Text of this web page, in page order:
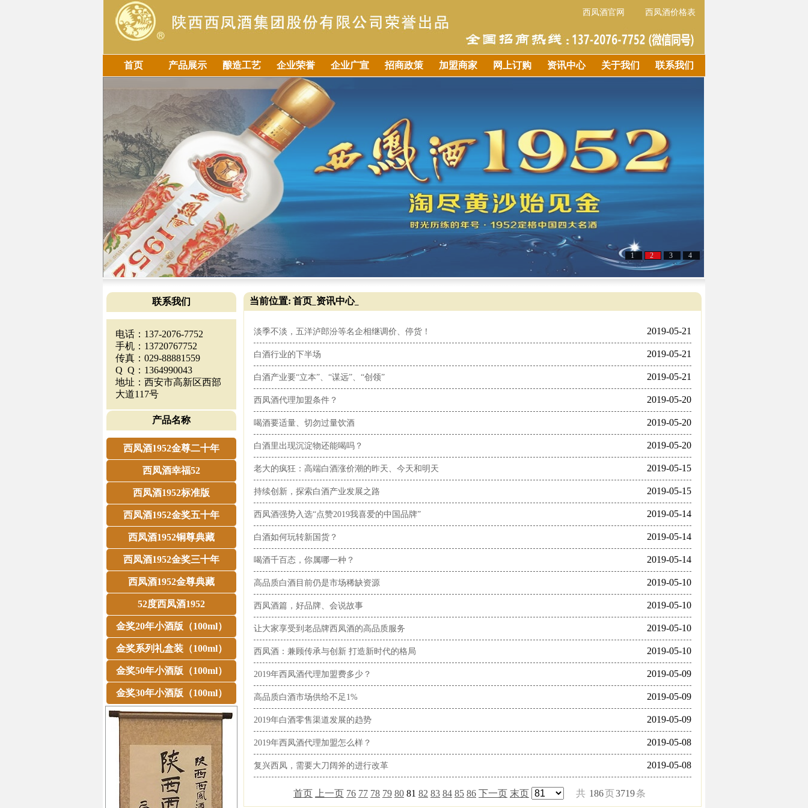
西凤酒官网 西凤酒价格表
首页 产品展示 酿造工艺 企业荣誉 企业广宣 招商政策 加盟商家 网上订购 资讯中心 关于我们 联系我们
1 2 3 4
联系我们
电话：137-2076-7752
手机：13720767752
传真：029-88881559
Q Q：1364990043
地址：西安市高新区西部
大道117号
产品名称
西凤酒1952金尊二十年
西凤酒幸福52
西凤酒1952标准版
西凤酒1952金奖五十年
西凤酒1952铜尊典藏
西凤酒1952金奖三十年
西凤酒1952金尊典藏
52度西凤酒1952
金奖20年小酒版（100ml）
金奖系列礼盒装（100ml）
金奖50年小酒版（100ml）
金奖30年小酒版（100ml）
当前位置: 首页 资讯中心_
淡季不淡，五洋泸郎汾等名企相继调价、停货！ 2019-05-21
白酒行业的下半场 2019-05-21
白酒产业要“立本”、“谋远”、“创领” 2019-05-21
西凤酒代理加盟条件？ 2019-05-20
喝酒要适量、切勿过量饮酒 2019-05-20
白酒里出现沉淀物还能喝吗？ 2019-05-20
老大的疯狂：高端白酒涨价潮的昨天、今天和明天 2019-05-15
持续创新，探索白酒产业发展之路 2019-05-15
西凤酒强势入选“点赞2019我喜爱的中国品牌” 2019-05-14
白酒如何玩转新国货？ 2019-05-14
喝酒千百态，你属哪一种？ 2019-05-14
高品质白酒目前仍是市场稀缺资源 2019-05-10
西凤酒篇，好品牌、会说故事 2019-05-10
让大家享受到老品牌西凤酒的高品质服务 2019-05-10
西凤酒：兼顾传承与创新 打造新时代的格局 2019-05-10
2019年西凤酒代理加盟费多少？ 2019-05-09
高品质白酒市场供给不足1% 2019-05-09
2019年白酒零售渠道发展的趋势 2019-05-09
2019年西凤酒代理加盟怎么样？ 2019-05-08
复兴西凤，需要大刀阔斧的进行改革 2019-05-08
首页 上一页 76 77 78 79 80 81 82 83 84 85 86 下一页 末页 共 186页3719条